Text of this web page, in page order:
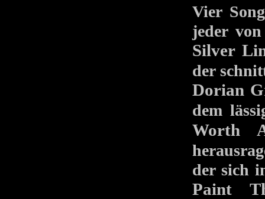
Vier
jeder
Silver
der
Dorian
dem
Worth
der sich
Paint